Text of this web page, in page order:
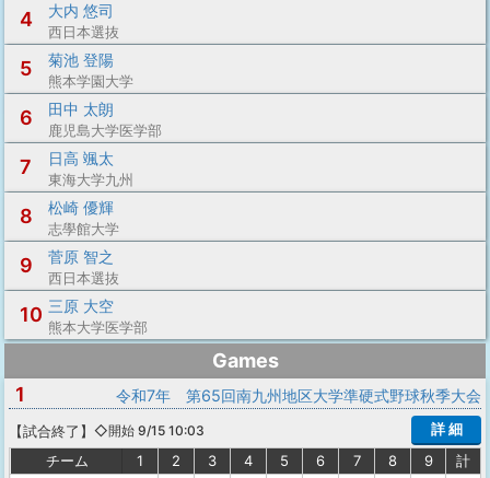
4 大内 悠司
西日本選抜
5 菊池 登陽
熊本学園大学
6 田中 太朗
鹿児島大学医学部
7 日高 颯太
東海大学九州
8 松崎 優輝
志學館大学
9 菅原 智之
西日本選抜
10 三原 大空
熊本大学医学部
Games
1
令和7年 第65回南九州地区大学準硬式野球秋季大会
【試合終了 】 ◇開始 9/15 10:03
詳 細
チーム
1 2 3 4 5 6 7 8 9
計